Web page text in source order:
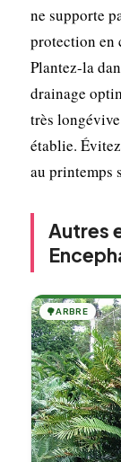
ne supporte
protection en
Plantez-la
drainage
très
établie.
au printemps
Autres
🌳ARBRE